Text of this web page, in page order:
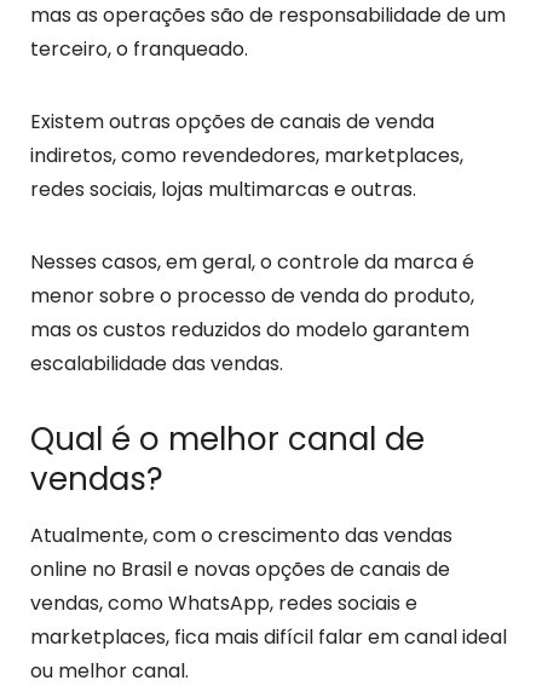
mas as operações são de responsabilidade de um
terceiro, o franqueado.
Existem outras opções de canais de venda
indiretos, como revendedores, marketplaces,
redes sociais, lojas multimarcas e outras.
Nesses casos, em geral, o controle da marca é
menor sobre o processo de venda do produto,
mas os custos reduzidos do modelo garantem
escalabilidade das vendas.
Qual é o melhor canal de
vendas?
Atualmente, com o crescimento das vendas
online no Brasil e novas opções de canais de
vendas, como WhatsApp, redes sociais e
marketplaces, fica mais difícil falar em canal ideal
ou melhor canal.